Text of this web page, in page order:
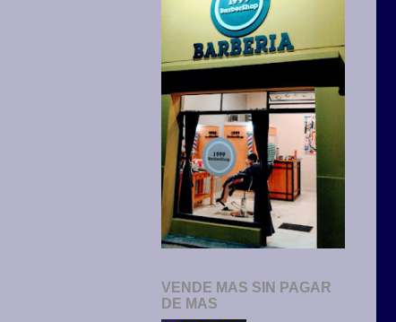
VENDE MAS SIN PAGAR
DE MAS